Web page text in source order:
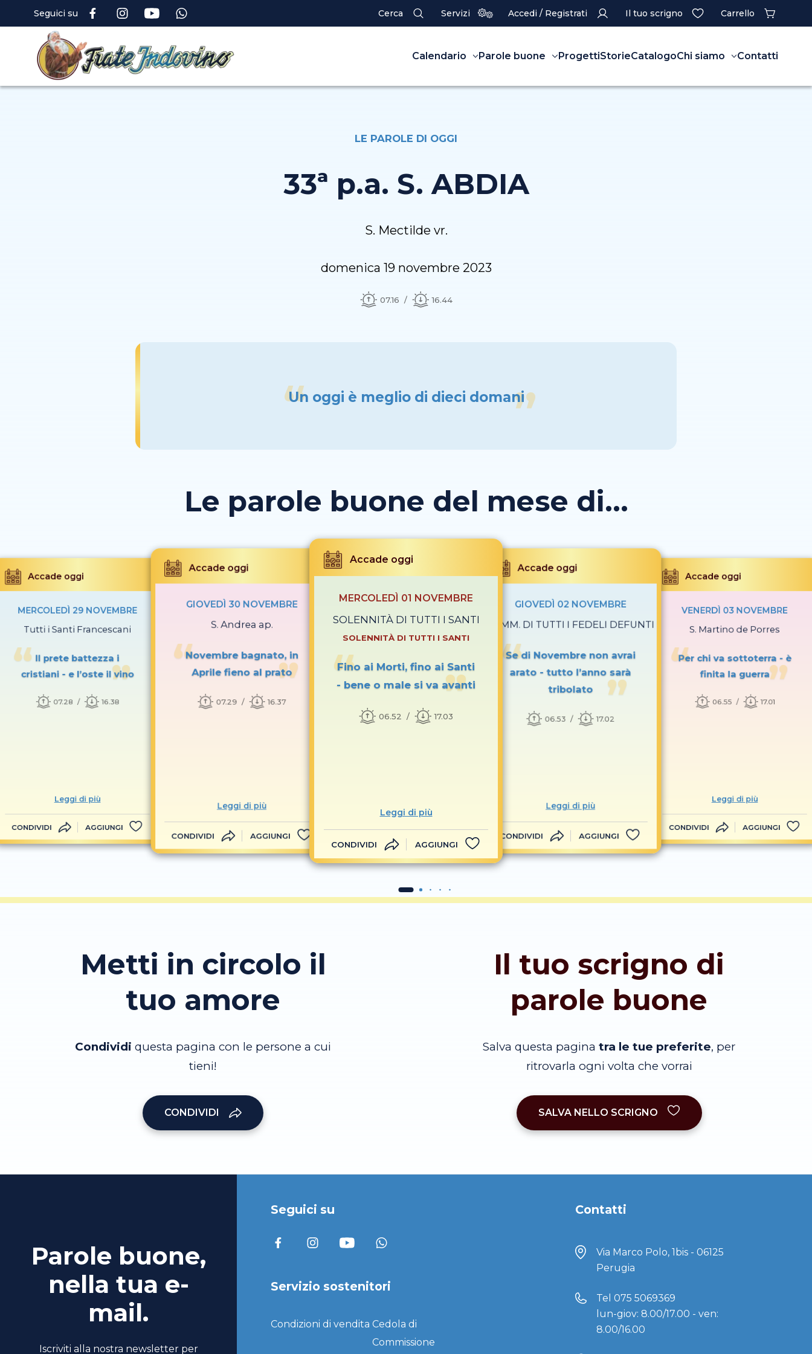
Seguici su Cerca Servizi Accedi / Registrati Il tuo scrigno Carrello
Calendario Parole buone ProgettiStorieCatalogoChi siamo Contatti
LE PAROLE DI OGGI
33ª p.a. S. ABDIA
S. Mectilde vr.
domenica 19 novembre 2023
07.16 16.44
Un oggi è meglio di dieci domani
Le parole buone del mese di...
Accade oggi
MERCOLEDÌ 29 NOVEMBRE
Tutti i Santi Francescani
Il prete battezza i
cristiani - e l’oste il vino
07.28 16.38
Leggi di più
CONDIVIDI AGGIUNGI
Accade oggi
GIOVEDÌ 30 NOVEMBRE
S. Andrea ap.
Novembre bagnato, in
Aprile fieno al prato
07.29 16.37
Leggi di più
CONDIVIDI AGGIUNGI
Accade oggi
MERCOLEDÌ 01 NOVEMBRE
SOLENNITÀ DI TUTTI I SANTI
SOLENNITÀ DI TUTTI I SANTI
Fino ai Morti, fino ai Santi
- bene o male si va avanti
06.52 17.03
Leggi di più
CONDIVIDI AGGIUNGI
Accade oggi
GIOVEDÌ 02 NOVEMBRE
COMM. DI TUTTI I FEDELI DEFUNTI
Se di Novembre non avrai
arato - tutto l’anno sarà
tribolato
06.53 17.02
Leggi di più
CONDIVIDI AGGIUNGI
Accade oggi
VENERDÌ 03 NOVEMBRE
S. Martino de Porres
Per chi va sottoterra - è
finita la guerra
06.55 17.01
Leggi di più
CONDIVIDI AGGIUNGI
Metti in circolo il
tuo amore
Condividi questa pagina con le persone a cui
tieni!
CONDIVIDI
Il tuo scrigno di
parole buone
Salva questa pagina tra le tue preferite, per
ritrovarla ogni volta che vorrai
SALVA NELLO SCRIGNO
Parole buone,
nella tua e-
mail.
Iscriviti alla nostra newsletter per
Seguici su
Servizio sostenitori
Condizioni di vendita Cedola di
Commissione
Contatti
Via Marco Polo, 1bis - 06125
Perugia
Tel 075 5069369
lun-giov: 8.00/17.00 - ven:
8.00/16.00